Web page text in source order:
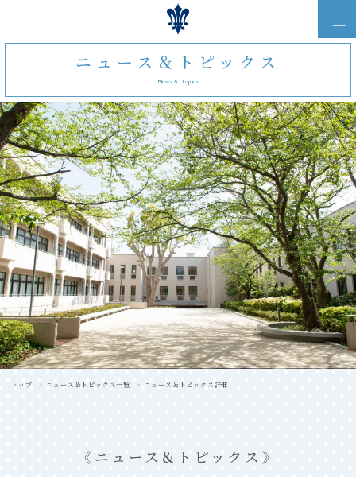
ニュース＆トピックス
News & Topics
トップ ニュース＆トピックス一覧 ニュース＆トピックス詳細
ニュース&トピックス